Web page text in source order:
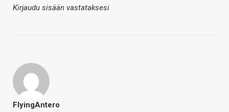
Kirjaudu sisään vastataksesi
FlyingAntero